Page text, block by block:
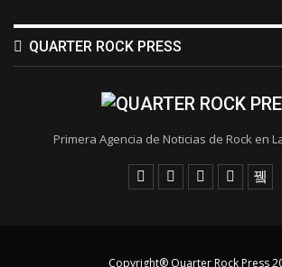
QUARTER ROCK PRESS
Primera Agencia de Noticias de Rock en
Copyright® Quarter Rock Press